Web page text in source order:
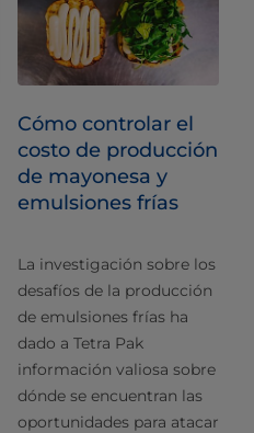
Cómo controlar el
costo de producción
de mayonesa y
emulsiones frías
La investigación sobre los
desafíos de la producción
de emulsiones frías ha
dado a Tetra Pak
información valiosa sobre
dónde se encuentran las
oportunidades para atacar